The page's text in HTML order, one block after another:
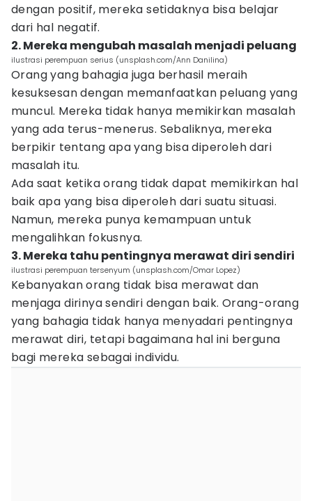
dengan positif, mereka setidaknya bisa belajar
dari hal negatif.
2. Mereka mengubah masalah menjadi peluang
ilustrasi perempuan serius (unsplash.com/Ann Danilina)
Orang yang bahagia juga berhasil meraih
kesuksesan dengan memanfaatkan peluang yang
muncul. Mereka tidak hanya memikirkan masalah
yang ada terus-menerus. Sebaliknya, mereka
berpikir tentang apa yang bisa diperoleh dari
masalah itu.
Ada saat ketika orang tidak dapat memikirkan hal
baik apa yang bisa diperoleh dari suatu situasi.
Namun, mereka punya kemampuan untuk
mengalihkan fokusnya.
3. Mereka tahu pentingnya merawat diri sendiri
ilustrasi perempuan tersenyum (unsplash.com/Omar Lopez)
Kebanyakan orang tidak bisa merawat dan
menjaga dirinya sendiri dengan baik. Orang-orang
yang bahagia tidak hanya menyadari pentingnya
merawat diri, tetapi bagaimana hal ini berguna
bagi mereka sebagai individu.